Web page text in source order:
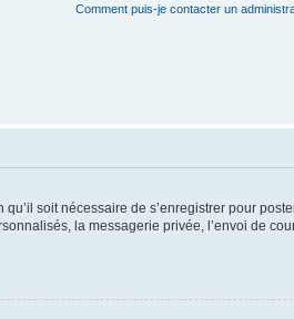
Comment puis-je contacter un
soit nécessaire de s’enregistrer pour
la messagerie privée, l’envoi de